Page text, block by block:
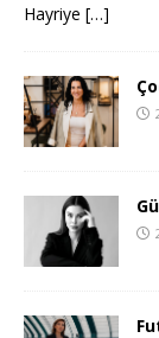
Hayriye […]